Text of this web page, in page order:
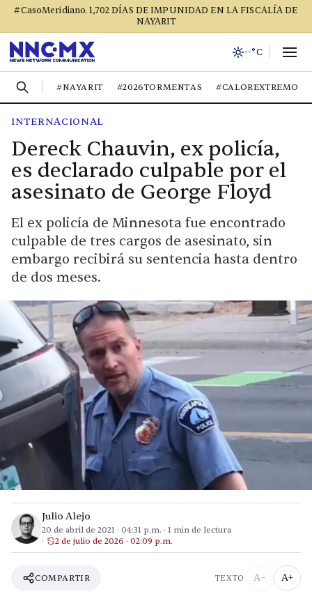
#CasoMeridiano. 1,702 DÍAS DE IMPUNIDAD EN LA FISCALÍA DE
NAYARIT
--°C
#NAYARIT #2026TORMENTAS #CALOREXTREMO
INTERNACIONAL
Dereck Chauvin, ex policía,
es declarado culpable por el
asesinato de George Floyd
El ex policía de Minnesota fue encontrado
culpable de tres cargos de asesinato, sin
embargo recibirá su sentencia hasta dentro
de dos meses.
Julio Alejo
20 de abril de 2021 · 04:31 p.m. · 1 min de lectura
2 de julio de 2026 · 02:09 p.m.
COMPARTIR TEXTO A− A+